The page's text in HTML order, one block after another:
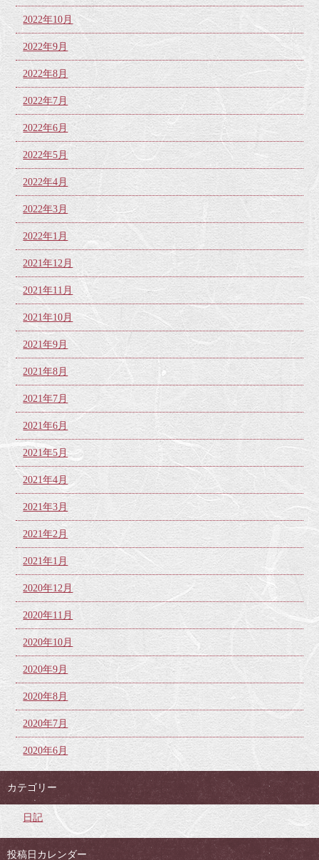
2022年10月
2022年9月
2022年8月
2022年7月
2022年6月
2022年5月
2022年4月
2022年3月
2022年1月
2021年12月
2021年11月
2021年10月
2021年9月
2021年8月
2021年7月
2021年6月
2021年5月
2021年4月
2021年3月
2021年2月
2021年1月
2020年12月
2020年11月
2020年10月
2020年9月
2020年8月
2020年7月
2020年6月
カテゴリー
日記
投稿日カレンダー